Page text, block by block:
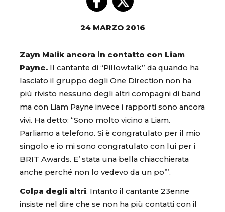
24 MARZO 2016
Zayn Malik ancora in contatto con Liam
Payne. Il cantante di “Pillowtalk” da quando ha
lasciato il gruppo degli One Direction non ha
più rivisto nessuno degli altri compagni di band
ma con Liam Payne invece i rapporti sono ancora
vivi. Ha detto: “Sono molto vicino a Liam.
Parliamo a telefono. Si è congratulato per il mio
singolo e io mi sono congratulato con lui per i
BRIT Awards. E’ stata una bella chiacchierata
anche perché non lo vedevo da un po’”.
Colpa degli altri. Intanto il cantante 23enne
insiste nel dire che se non ha più contatti con il